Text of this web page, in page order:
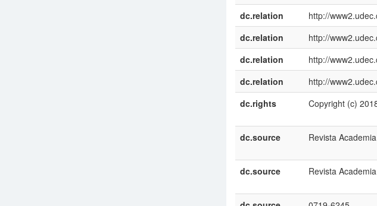
dc.relation
http://
dc.relation
http://
dc.relation
http://
dc.relation
http://
dc.rights
Copyright (c)
dc.source
Revista
dc.source
Revista